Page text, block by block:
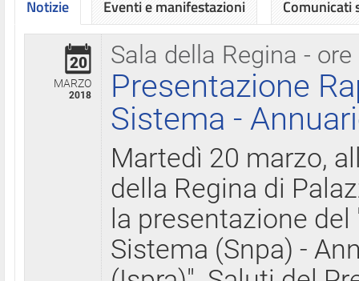
Notizie
Sala della Regina - ore
20
MARZO
2018
Presentazione
Sistema -
Martedì 20 marzo,
della Regina di
la presentazione
Sistema (Snpa) -
Eventi e manifestazioni Comunicati